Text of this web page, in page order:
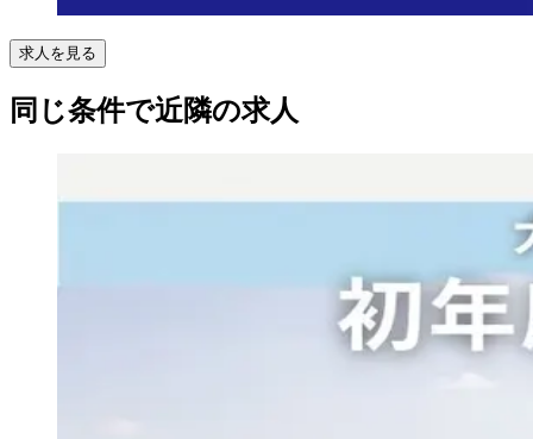
求人を見る
同じ条件で近隣の求人